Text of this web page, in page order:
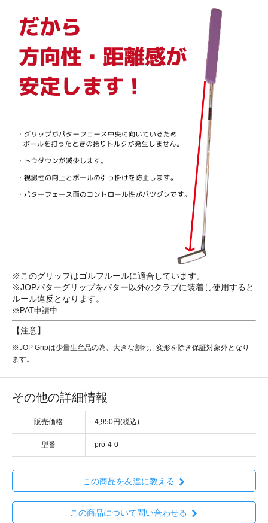
※このグリップはゴルフルールに適合しています。
※JOPパターグリップをパター以外のクラブに装着し使用すると
ルール違反となります。
※PAT申請中
【注意】
※JOP Gripは少量生産品の為、大きな割れ、変形を除き保証対象外となり
ます。
その他の詳細情報
販売価格 4,950円(税込)
型番 pro-4-0
この商品を友達に教える
この商品について問い合わせる